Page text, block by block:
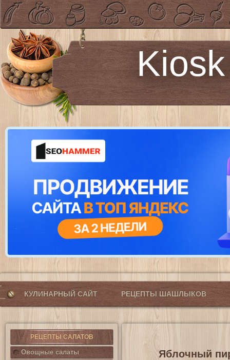
КУЛИНАРНЫЙ САЙТ РЕЦЕПТЫ ШАШЛЫКОВ
РЕЦЕПТЫ САЛАТОВ
Овощные салаты
Яблочный